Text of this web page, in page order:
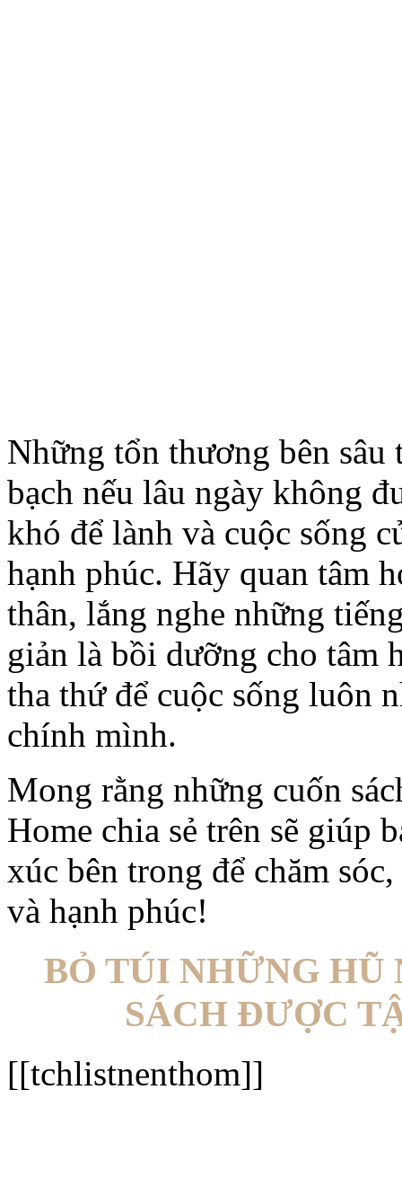
Những tổn thương bên
bạch nếu lâu ngày không
khó để lành và cuộc sống
hạnh phúc. Hãy quan tâm
thân, lắng nghe những
giản là bồi dưỡng cho tâm
tha thứ để cuộc sống luôn
chính mình.
Mong rằng những cuốn
Home chia sẻ trên sẽ giúp
xúc bên trong để chăm
và hạnh phúc!
BỎ TÚI NHỮNG
SÁCH ĐƯỢC
[[tchlistnenthom]]